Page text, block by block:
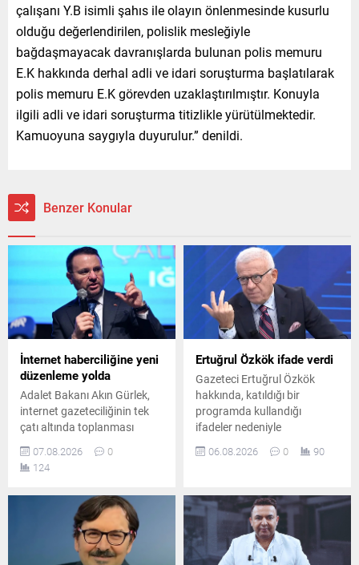
çalışanı Y.B isimli şahıs ile olayın önlenmesinde kusurlu
olduğu değerlendirilen, polislik mesleğiyle
bağdaşmayacak davranışlarda bulunan polis memuru
E.K hakkında derhal adli ve idari soruşturma başlatılarak
polis memuru E.K görevden uzaklaştırılmıştır. Konuyla
ilgili adli ve idari soruşturma titizlikle yürütülmektedir.
Kamuoyuna saygıyla duyurulur.” denildi.
Benzer Konular
İnternet haberciliğine yeni
düzenleme yolda
Adalet Bakanı Akın Gürlek,
internet gazeteciliğinin tek
çatı altında toplanması
gerektiğini belirterek yeni bir
yasal düzenlemeye ihtiyaç
olduğunu söyledi. Gürlek,
çalışmalarına da değindi.
07.08.2026
0
124
Ertuğrul Özkök ifade verdi
Gazeteci Ertuğrul Özkök
hakkında, katıldığı bir
programda kullandığı
ifadeler nedeniyle
"Cumhurbaşkanı'na hakaret"
suçlamasıyla re'sen
üzere İstanbul Adalet
Sarayı'na gitti.
06.08.2026 0 90